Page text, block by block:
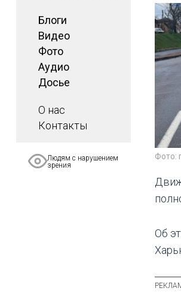
Блоги
Видео
Фото
Аудио
Досье
О нас
Контакты
Людям с нарушением
зрения
Фото:
Об